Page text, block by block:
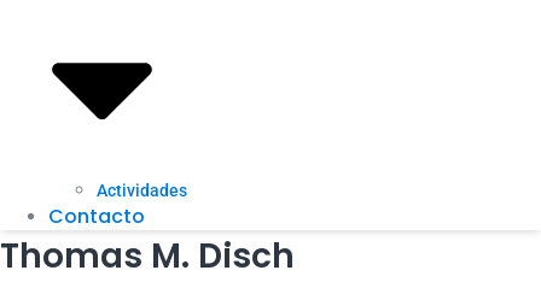
Actividades
Contacto
Thomas M. Disch